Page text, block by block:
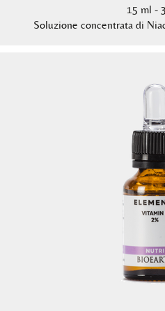
15 ml -
Soluzione concentrata di